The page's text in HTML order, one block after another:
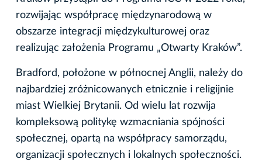
rozwijając współpracę międzynarodową w
obszarze integracji międzykulturowej oraz
realizując założenia Programu „Otwarty Kraków”.
Bradford, położone w północnej Anglii, należy do
najbardziej zróżnicowanych etnicznie i religijnie
miast Wielkiej Brytanii. Od wielu lat rozwija
kompleksową politykę wzmacniania spójności
społecznej, opartą na współpracy samorządu,
organizacji społecznych i lokalnych społeczności.